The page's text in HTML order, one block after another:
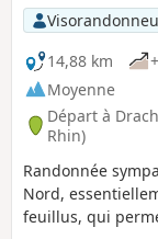
14,88 km
Moyenne
Départ à
Rhin)
Randonnée
Nord,
feuillus, qui